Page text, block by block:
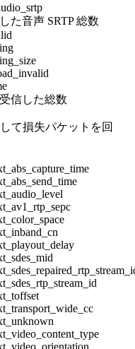
た音声 SRTP 総数
信した総数
て損失パケットを回